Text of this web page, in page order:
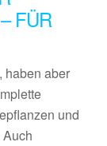
FÜR
haben aber
und